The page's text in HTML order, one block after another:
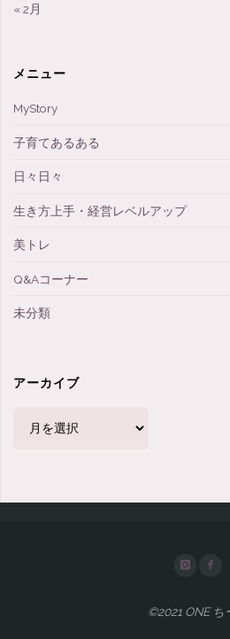
« 2月
メニュー
MyStory
子育てあるある
日々日々
生き方上手・経営レベルアップ
美トレ
Q&Aコーナー
未分類
アーカイブ
ブ
©2021 ONE ち